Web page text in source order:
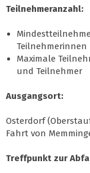
Teilnehmeranzahl:
Maximale
und Teilnehmer
Ausgangsort:
Osterdorf
Fahrt von
Treffpunkt zur